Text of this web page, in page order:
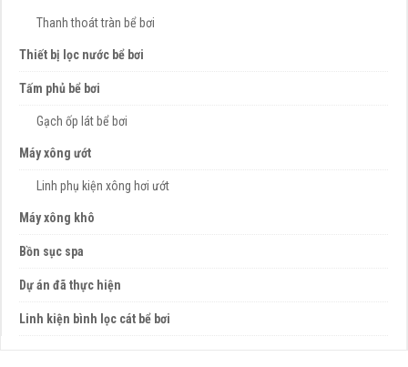
Thanh thoát tràn bể bơi
Thiết bị lọc nước bể bơi
Tấm phủ bể bơi
Gạch ốp lát bể bơi
Máy xông ướt
Linh phụ kiện xông hơi ướt
Máy xông khô
Bồn sục spa
Dự án đã thực hiện
Linh kiện bình lọc cát bể bơi